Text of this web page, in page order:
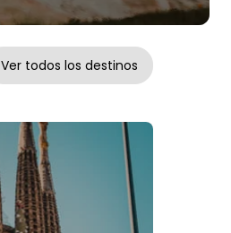
Ver todos los destinos